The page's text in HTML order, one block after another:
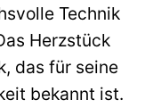
Technik
Herzstück
das für seine
bekannt ist.